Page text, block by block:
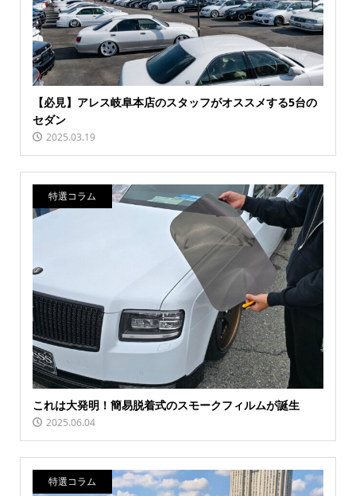
【必見】アレス岐阜本店のスタッフがオススメする5台の
セダン
2025.03.19
特選コラム
これは大発明！簡易脱着式のスモークフィルムが誕生
2025.06.04
特選コラム